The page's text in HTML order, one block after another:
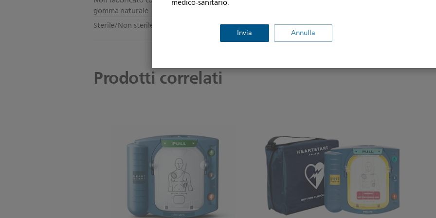
medico-sanitario.
Invia Annulla
gomma naturale
Sterile/Non sterile Non sterile
Utilizzo con altri prodotti di
Prodotti correlati